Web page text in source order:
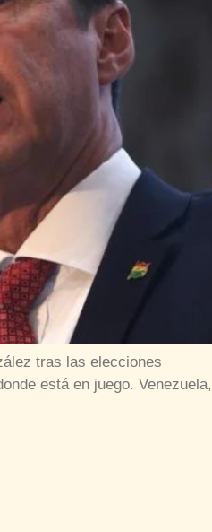
tras las elecciones
está en juego. Venezuela,